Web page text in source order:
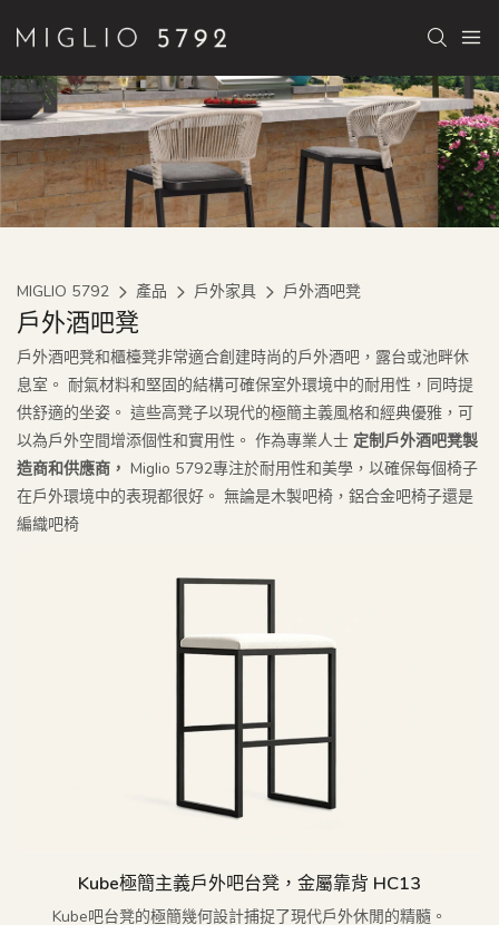
MIGLIO 5792 產品 戶外家具 戶外酒吧凳
戶外酒吧凳
戶外酒吧凳和櫃檯凳非常適合創建時尚的戶外酒吧，露台或池畔休
息室。 耐氣材料和堅固的結構可確保室外環境中的耐用性，同時提
供舒適的坐姿。 這些高凳子以現代的極簡主義風格和經典優雅，可
以為戶外空間增添個性和實用性。 作為專業人士 定制戶外酒吧凳製
造商和供應商， Miglio 5792專注於耐用性和美學，以確保每個椅子
在戶外環境中的表現都很好。 無論是木製吧椅，鋁合金吧椅子還是
編織吧椅
Kube極簡主義戶外吧台凳，金屬靠背 HC13
Kube吧台凳的極簡幾何設計捕捉了現代戶外休閒的精髓。